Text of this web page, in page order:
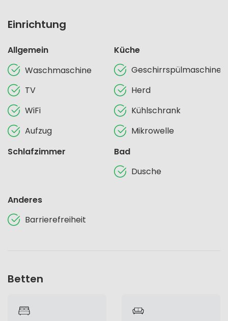
Einrichtung
Allgemein
Waschmaschine
TV
WiFi
Aufzug
Küche
Geschirrspülmaschine
Herd
Kühlschrank
Mikrowelle
Schlafzimmer
Bad
Dusche
Anderes
Barrierefreiheit
Betten